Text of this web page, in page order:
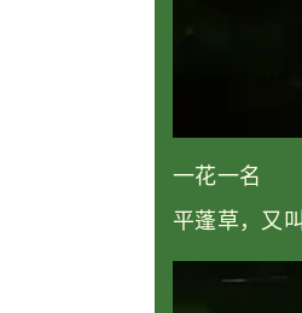
一花一名
平蓬草，又